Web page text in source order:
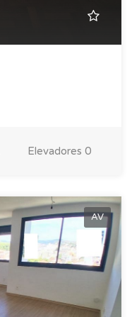
Elevadores 0
AV